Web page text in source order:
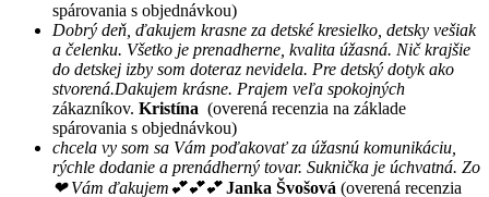
spárovania s objednávkou)
Dobrý deň, ďakujem krasne za detské kresielko, detsky vešiak
a čelenku. Všetko je prenadherne, kvalita úžasná. Nič krajšie
do detskej izby som doteraz nevidela. Pre detský dotyk ako
stvorená.Dakujem krásne. Prajem veľa spokojných
zákazníkov. Kristína (overená recenzia na základe
spárovania s objednávkou)
chcela vy som sa Vám poďakovať za úžasnú komunikáciu,
rýchle dodanie a prenádherný tovar. Suknička je úchvatná. Zo
❤ Vám ďakujem💕💕💕 Janka Švošová (overená recenzia